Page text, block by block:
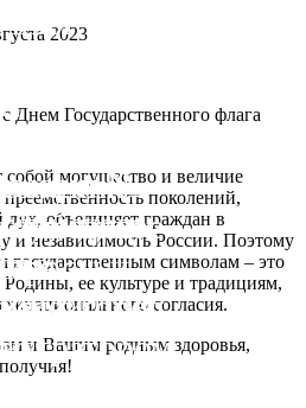
№
и
с
Вы можете
Заневское
город
№
2023
Государственного флага
могущество и величие
поколений,
дух, объединяет граждан в
и независимость России. Поэтому
государственным символам – это
ее культуре и традициям,
согласия.
и Вашим родным здоровья,